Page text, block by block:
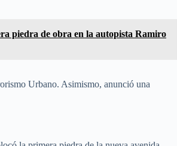
piedra de obra en la autopista Ramiro
Urbano. Asimismo, anunció una